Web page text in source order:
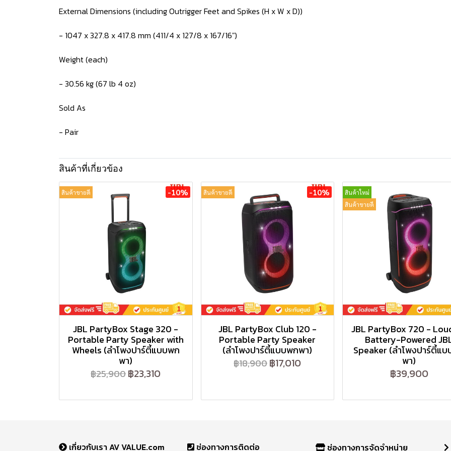
External Dimensions (including Outrigger Feet and Spikes (H x W x D))
- 1047 x 327.8 x 417.8 mm (411/4 x 127/8 x 167/16")
Weight (each)
- 30.56 kg (67 lb 4 oz)
Sold As
- Pair
สินค้าที่เกี่ยวข้อง
สินค้าขายดี -10%
JBL PartyBox Stage 320 -
Portable Party Speaker with
Wheels (ลำโพงปาร์ตี้แบบพก
พา)
฿25,900฿23,310
สินค้าขายดี -10%
JBL PartyBox Club 120 -
Portable Party Speaker
(ลำโพงปาร์ตี้แบบพกพา)
฿18,900฿17,010
สินค้าใหม่
สินค้าขายดี
JBL PartyBox 720 -
Battery-Powered
Speaker (ลำโพงปาร์ตี้แ
พา)
฿39,900
เกี่ยวกับเรา AV VALUE.com ช่องทางการติดต่อ ช่องทางการจัดจำหน่าย